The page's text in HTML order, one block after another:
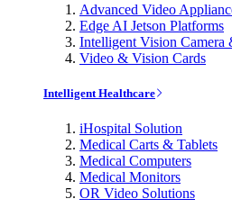
Advanced Video
Edge AI Jetson Platforms
Intelligent Vision Camera
Video & Vision Cards
Intelligent Healthcare
iHospital Solution
Medical Carts & Tablets
Medical Computers
Medical Monitors
OR Video Solutions